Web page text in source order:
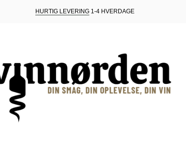
HURTIG LEVERING1-4 HVERDAGE